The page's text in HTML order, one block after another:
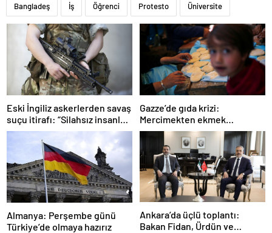
Bangladeş İş Öğrenci Protesto Üniversite
Eski İngiliz askerlerden savaş
suçu itirafı: “Silahsız insanları
uykuda öldürdüler”
Gazze’de gıda krizi:
Mercimekten ekmek
yapıyorlar
Almanya: Perşembe günü
Türkiye’de olmaya hazırız
Ankara’da üçlü toplantı:
Bakan Fidan, Ürdün ve